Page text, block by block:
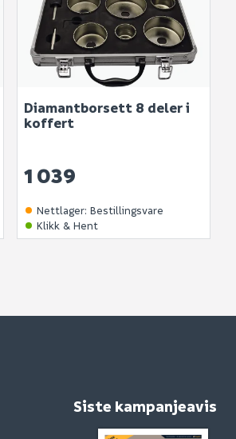
å stille et spørsmål til dette
Diamantborsett 8 deler i
koffert
1 039
Nettlager: Bestillingsvare
Klikk & Hent
Siste kampanjeavis